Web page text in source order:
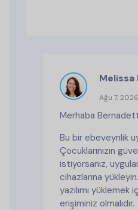
Melissa
Ağu 7,
Merhaba
Bu bir ebeveynlik
Çocuklarınızın
istiyorsanız,
cihazlarına
yazılımı
erişiminiz olmalıdır.